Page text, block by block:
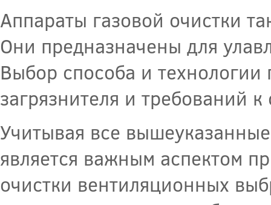
Аппараты газовой очистки
Они предназначены для
Выбор способа и технологии
загрязнителя и требований к
Учитывая все
является важным аспектом
очистки вентиляционных